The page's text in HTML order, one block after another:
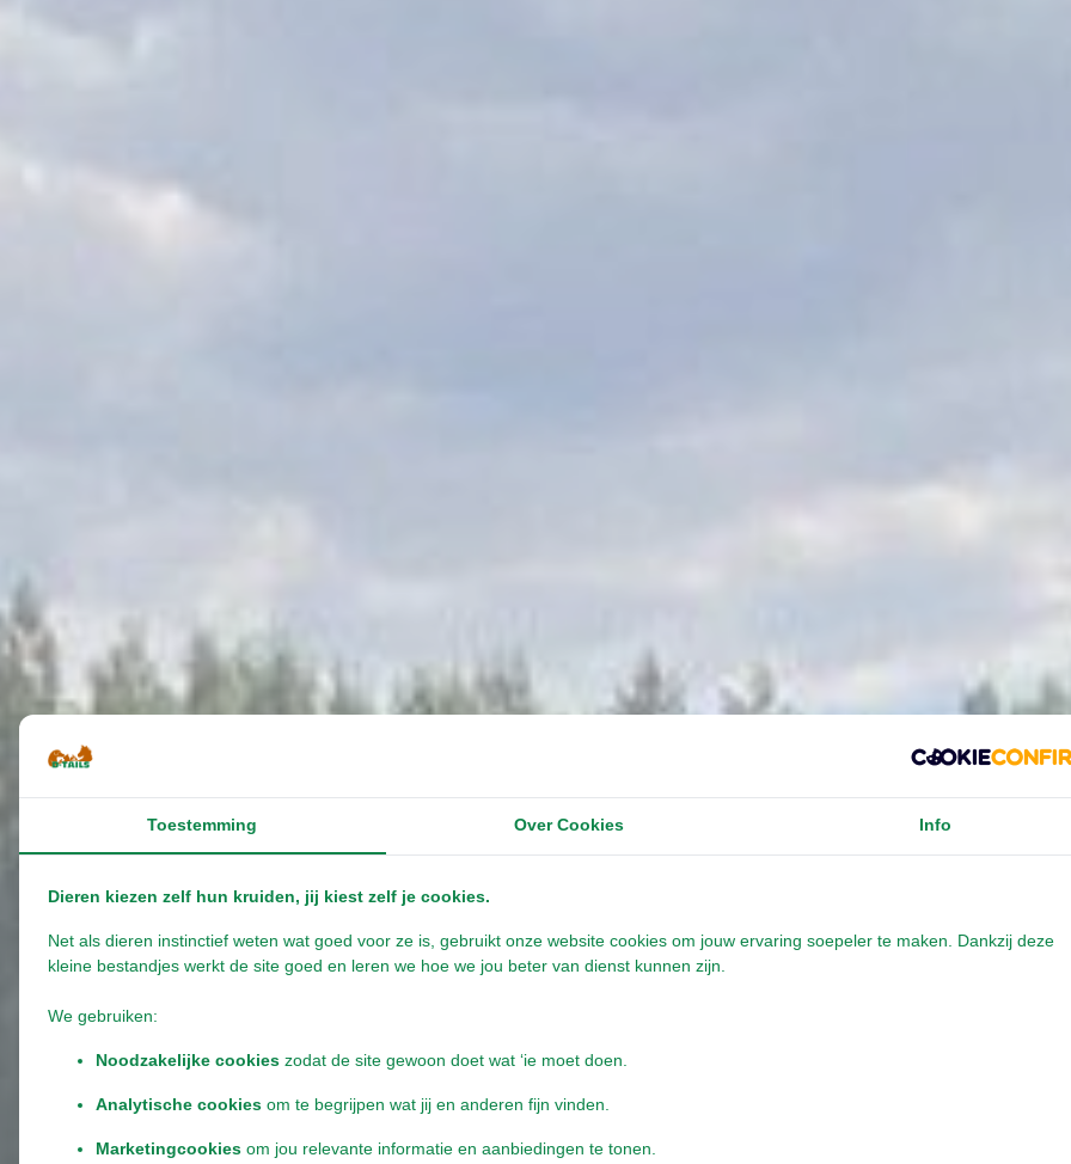
Toestemming Over Cookies Info
Dieren kiezen zelf hun kruiden, jij kiest zelf je cookies.
Net als dieren instinctief weten wat goed voor ze is, gebruikt onze website cookies om jouw ervaring soepeler te maken. Dankzij deze
kleine bestandjes werkt de site goed en leren we hoe we jou beter van dienst kunnen zijn.
We gebruiken:
Noodzakelijke cookies zodat de site gewoon doet wat ‘ie moet doen.
Analytische cookies om te begrijpen wat jij en anderen fijn vinden.
Marketingcookies om jou relevante informatie en aanbiedingen te tonen.